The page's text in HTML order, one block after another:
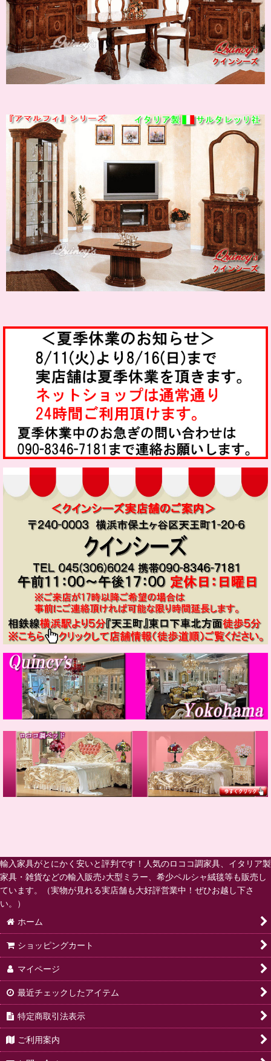
輸入家具がとにかく安いと評判です！人気のロココ調家具、イタリア製
家具・雑貨などの輸入販売♪大型ミラー、希少ペルシャ絨毯等も販売し
ています。（実物が見れる実店舗も大好評営業中！ぜひお越し下さ
い。）
ホーム
ショッピングカート
マイページ
最近チェックしたアイテム
特定商取引法表示
ご利用案内